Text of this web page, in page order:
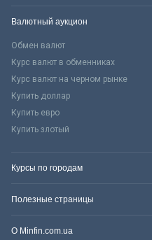
Валютный аукцион
Обмен валют
Курс валют в обменниках
Курс валют на черном рынке
Купить доллар
Купить евро
Купить злотый
Курсы по городам
Полезные страницы
О Minfin.com.ua